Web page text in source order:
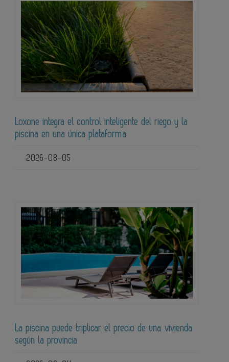
Loxone integra el control inteligente del riego y la
piscina en una única plataforma
2026-08-05
La piscina puede triplicar el precio de una vivienda
según la provincia